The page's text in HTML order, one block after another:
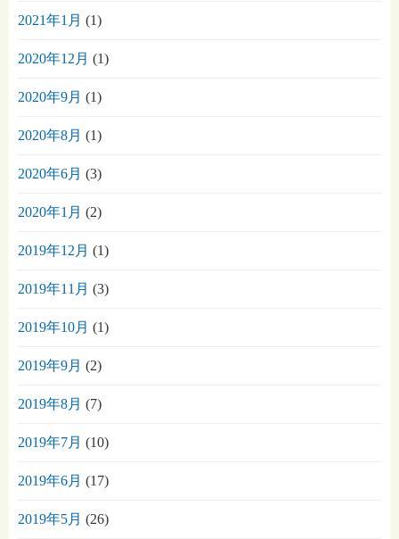
2021年1月 (1)
2020年12月 (1)
2020年9月 (1)
2020年8月 (1)
2020年6月 (3)
2020年1月 (2)
2019年12月 (1)
2019年11月 (3)
2019年10月 (1)
2019年9月 (2)
2019年8月 (7)
2019年7月 (10)
2019年6月 (17)
2019年5月 (26)